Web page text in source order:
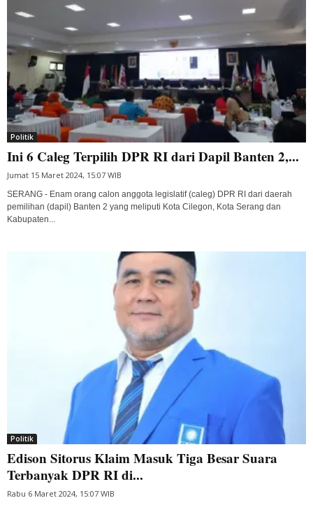
Politik
Ini 6 Caleg Terpilih DPR RI dari Dapil Banten 2,...
Jumat 15 Maret 2024, 15:07 WIB
SERANG - Enam orang calon anggota legislatif (caleg) DPR RI dari daerah
pemilihan (dapil) Banten 2 yang meliputi Kota Cilegon, Kota Serang dan
Kabupaten...
Politik
Edison Sitorus Klaim Masuk Tiga Besar Suara
Terbanyak DPR RI di...
Rabu 6 Maret 2024, 15:07 WIB